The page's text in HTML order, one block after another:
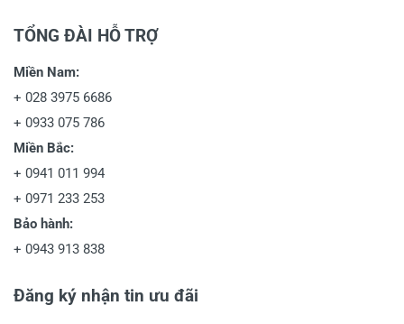
TỔNG ĐÀI HỖ TRỢ
Miền Nam:
+ 028 3975 6686
+ 0933 075 786
Miền Bắc:
+ 0941 011 994
+ 0971 233 253
Bảo hành:
+ 0943 913 838
Đăng ký nhận tin ưu đãi